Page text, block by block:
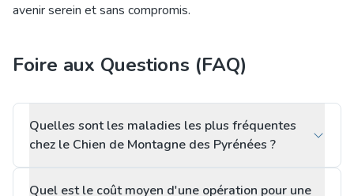
avenir serein et sans compromis.
Foire aux Questions (FAQ)
Quelles sont les maladies les plus fréquentes
chez le Chien de Montagne des Pyrénées ?
Quel est le coût moyen d'une opération pour une